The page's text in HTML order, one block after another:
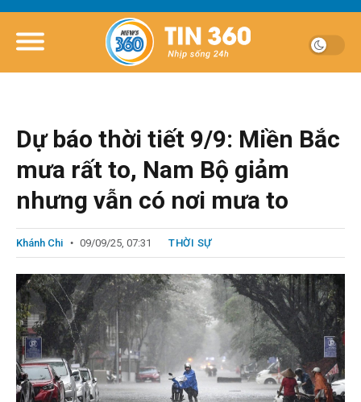
Dự báo thời tiết 9/9: Miền Bắc
mưa rất to, Nam Bộ giảm
nhưng vẫn có nơi mưa to
Khánh Chi 09/09/25, 07:31 THỜI SỰ